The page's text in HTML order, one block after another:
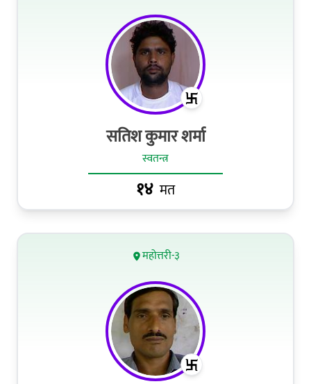
सतिश कुमार शर्मा
स्वतन्त्र
१४ मत
महोत्तरी-३